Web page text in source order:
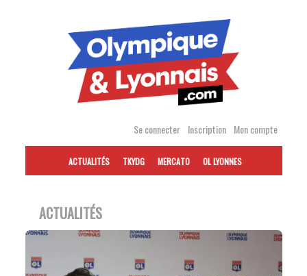
Se connecter Inscription Mon compte
ACTUALITÉS TKYDG MERCATO OL LYONNES
ACTUALITÉS